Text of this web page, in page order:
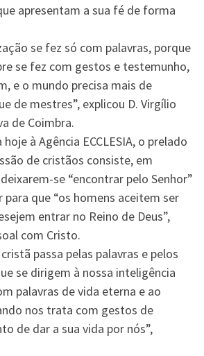
apresentam a sua fé de forma
se fez só com palavras, porque
se fez com gestos e testemunho,
e o mundo precisa mais de
de mestres”, explicou D. Virgílio
de Coimbra.
à Agência ECCLESIA, o prelado
de cristãos consiste, em
se “encontrar pelo Senhor”
para que “os homens aceitem ser
entrar no Reino de Deus”,
com Cristo.
passa pelas palavras e pelos
se dirigem à nossa inteligência
palavras de vida eterna e ao
nos trata com gestos de
de dar a sua vida por nós”,